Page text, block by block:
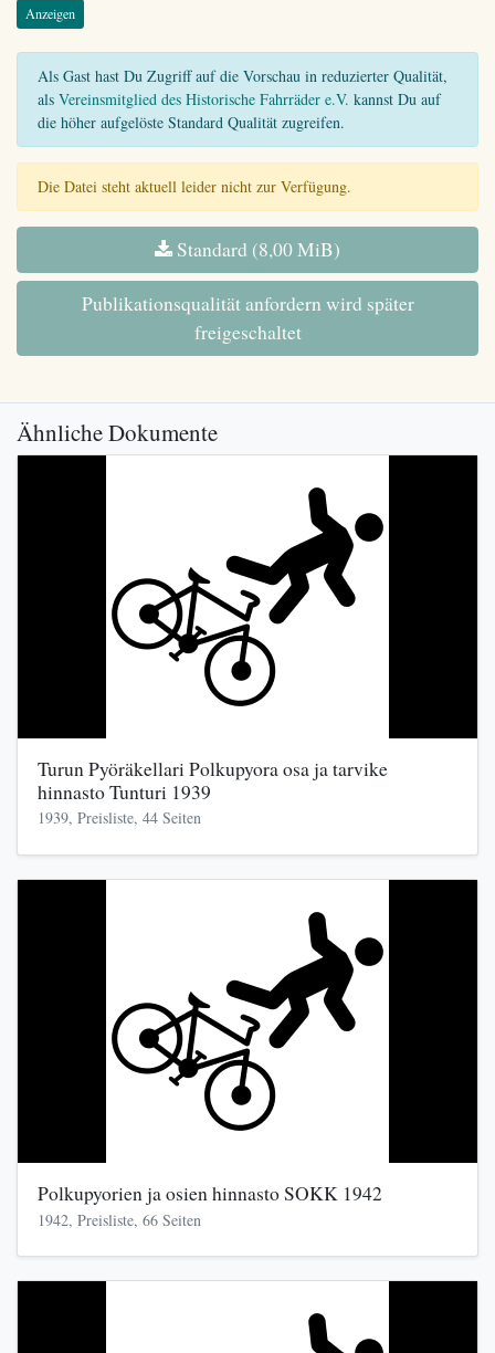
Anzeigen
Als Gast hast Du Zugriff auf die Vorschau in reduzierter Qualität,
als Vereinsmitglied des Historische Fahrräder e.V. kannst Du auf
die höher aufgelöste Standard Qualität zugreifen.
Die Datei steht aktuell leider nicht zur Verfügung.
Standard (8,00 MiB)
Publikationsqualität anfordern wird später
freigeschaltet
Ähnliche Dokumente
Turun Pyöräkellari Polkupyora osa ja tarvike
hinnasto Tunturi 1939
1939, Preisliste, 44 Seiten
Polkupyorien ja osien hinnasto SOKK 1942
1942, Preisliste, 66 Seiten